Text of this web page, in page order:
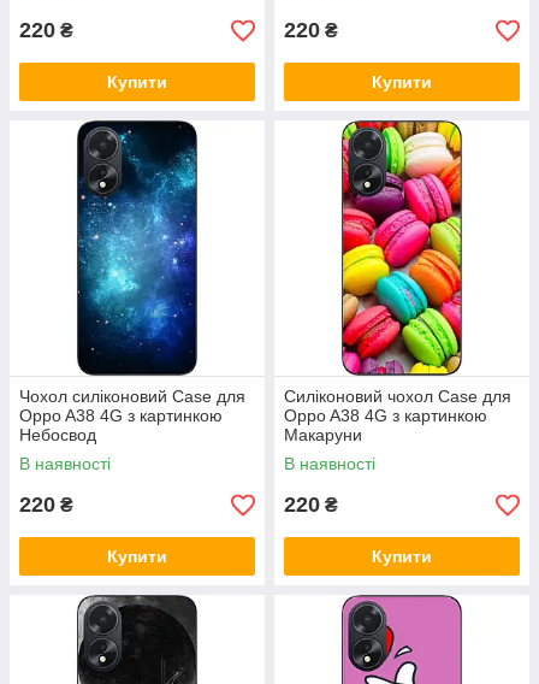
220 ₴
Купити
220 ₴
Купити
Чохол силіконовий Case для
Oppo A38 4G з картинкою
Небосвод
В наявності
220 ₴
Купити
Силіконовий чохол Case для
Oppo A38 4G з картинкою
Макаруни
В наявності
220 ₴
Купити